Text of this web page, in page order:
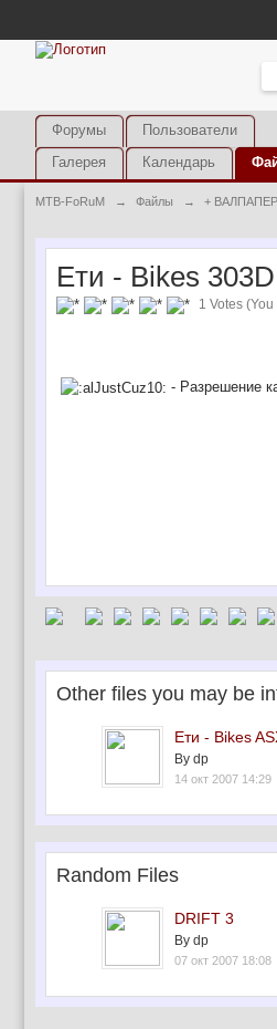
Форумы
Пользователи
Галерея
Календарь
MTB-FoRuM → Файлы → +
Ети - Bikes
1 Votes
- Разрешение
Other files you may be
Ети - Bikes
By dp
14 окт 2007 14:29
Random Files
DRIFT 3
By dp
07 окт 2007 18:08